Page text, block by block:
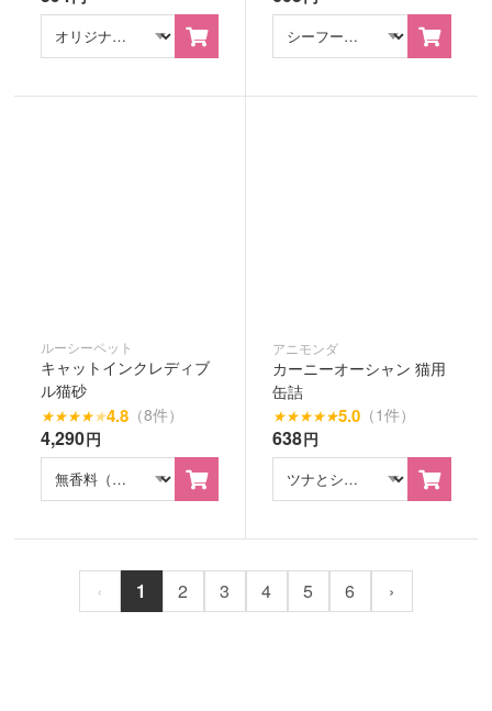
ルーシーペット
キャットインクレディブ
ル猫砂
★★★★★4.8 （8件）
4,290円
アニモンダ
カーニーオーシャン 猫用
缶詰
★★★★★5.0（1件）
638円
‹ 1 2 3 4 5 6 ›